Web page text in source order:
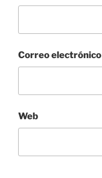
Correo electrónico
Web